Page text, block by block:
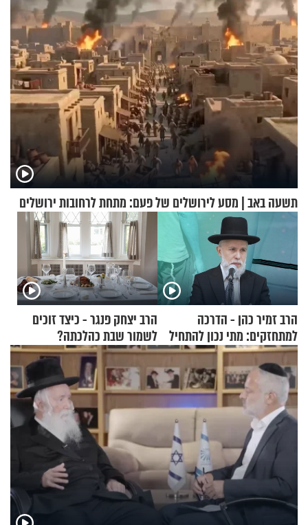
תשעה באב | מסע לירושלים של פעם: מתחת לרחובות ירושלים
הרב זמיר כהן - הדרכה
למתחזקים: מתי נכון להתחיל
עם לבישת הציצית?
הרב יצחק פנגר - כיצד זוכים
לשמור שבת כהלכתה?